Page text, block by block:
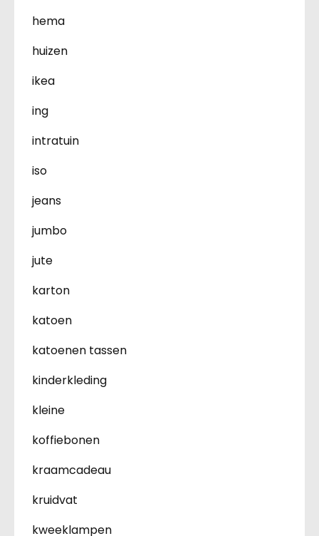
hema
huizen
ikea
ing
intratuin
iso
jeans
jumbo
jute
karton
katoen
katoenen tassen
kinderkleding
kleine
koffiebonen
kraamcadeau
kruidvat
kweeklampen